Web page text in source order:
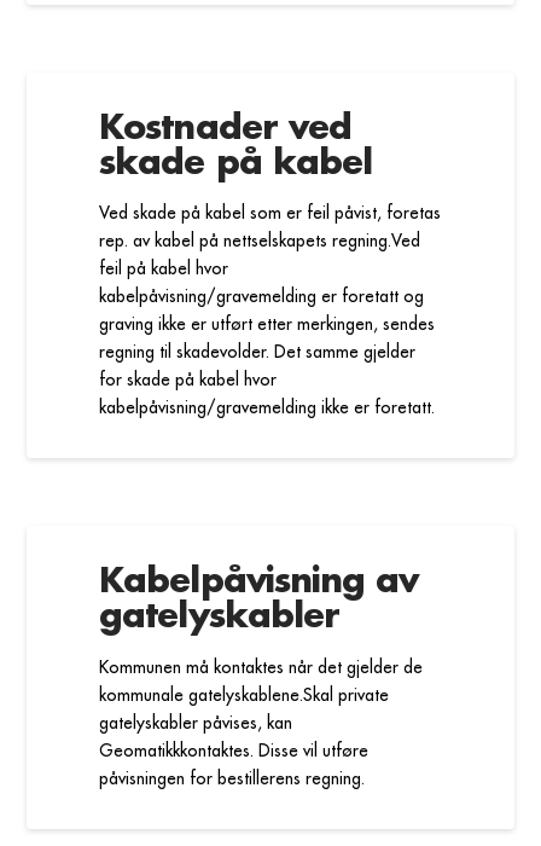
Kostnader ved
skade på kabel
Ved skade på kabel som er feil påvist, foretas
rep. av kabel på nettselskapets regning.Ved
feil på kabel hvor
kabelpåvisning/gravemelding er foretatt og
graving ikke er utført etter merkingen, sendes
regning til skadevolder. Det samme gjelder
for skade på kabel hvor
kabelpåvisning/gravemelding ikke er foretatt.
Kabelpåvisning av
gatelyskabler
Kommunen må kontaktes når det gjelder de
kommunale gatelyskablene.Skal private
gatelyskabler påvises, kan
Geomatikkkontaktes. Disse vil utføre
påvisningen for bestillerens regning.